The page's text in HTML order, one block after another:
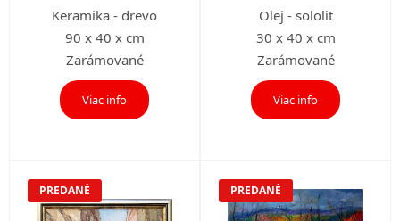
Keramika - drevo
90 x 40 x cm
Zarámované
Viac info
Olej - sololit
30 x 40 x cm
Zarámované
Viac info
PREDANÉ PREDANÉ